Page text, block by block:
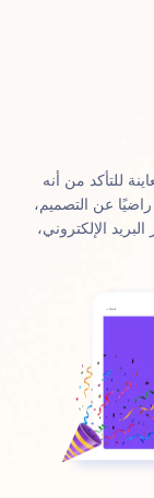
للتأكد من أنه
عن التصميم،
الإلكتروني،